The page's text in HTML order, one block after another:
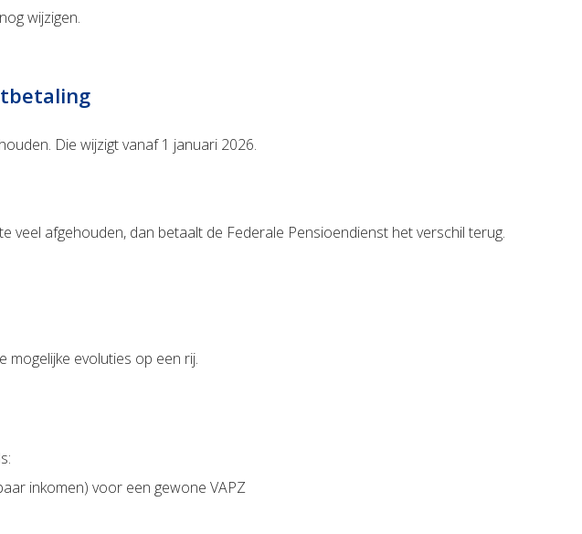
wijzigen.
Die wijzigt vanaf 1 januari 2026.
afgehouden, dan betaalt de Federale Pensioendienst het verschil terug.
mogelijke evoluties op een rij.
inkomen) voor een gewone VAPZ